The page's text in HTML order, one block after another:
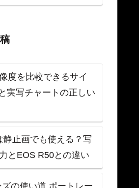
度を比較できるサイ
実写チャートの正しい
静止画でも使える？写
とEOS R50との違い